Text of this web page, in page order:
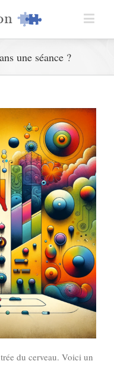
une séance ?
du cerveau. Voici un